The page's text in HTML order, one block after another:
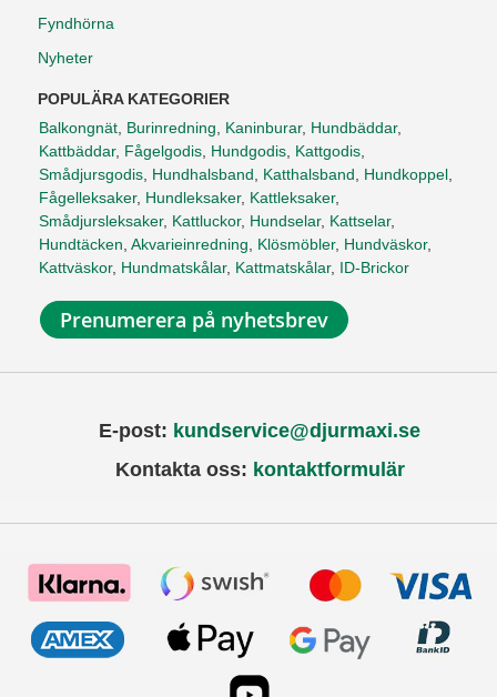
Fyndhörna
Nyheter
POPULÄRA KATEGORIER
Balkongnät, Burinredning, Kaninburar, Hundbäddar,
Kattbäddar, Fågelgodis, Hundgodis, Kattgodis,
Smådjursgodis, Hundhalsband, Katthalsband, Hundkoppel,
Fågelleksaker, Hundleksaker, Kattleksaker,
Smådjursleksaker, Kattluckor, Hundselar, Kattselar,
Hundtäcken, Akvarieinredning, Klösmöbler, Hundväskor,
Kattväskor, Hundmatskålar, Kattmatskålar, ID-Brickor
Prenumerera på nyhetsbrev
E-post: kundservice@djurmaxi.se
Kontakta oss: kontaktformulär